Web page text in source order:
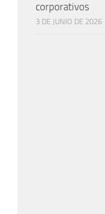
corporativos
3 DE JUNIO DE 2026